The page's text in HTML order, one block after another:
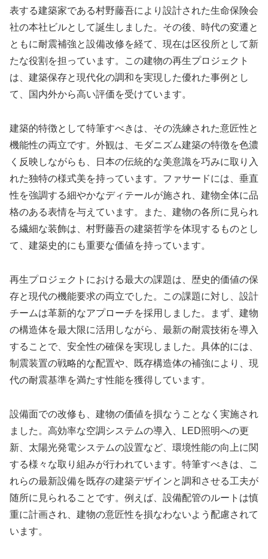
表する建築家である村野藤吾により設計された生命保険会
社の本社ビルとして誕生しました。その後、時代の変遷と
ともに耐震補強と設備改修を経て、現在は区役所として新
たな役割を担っています。この建物の再生プロジェクト
は、建築保存と現代化の調和を実現した優れた事例とし
て、国内外から高い評価を受けています。
建築的特徴として特筆すべきは、その洗練された意匠性と
機能性の両立です。外観は、モダニズム建築の特徴を色濃
く反映しながらも、日本の伝統的な美意識を巧みに取り入
れた独特の様式美を持っています。ファサードには、垂直
性を強調する細やかなディテールが施され、建物全体に品
格のある表情を与えています。また、建物の各所に見られ
る繊細な装飾は、村野藤吾の建築哲学を体現するものとし
て、建築史的にも重要な価値を持っています。
再生プロジェクトにおける最大の課題は、歴史的価値の保
存と現代の機能要求の両立でした。この課題に対し、設計
チームは革新的なアプローチを採用しました。まず、建物
の構造体を最大限に活用しながら、最新の耐震技術を導入
することで、安全性の確保を実現しました。具体的には、
制震装置の戦略的な配置や、既存構造体の補強により、現
代の耐震基準を満たす性能を獲得しています。
設備面での改修も、建物の価値を損なうことなく実施され
ました。高効率な空調システムの導入、LED照明への更
新、太陽光発電システムの設置など、環境性能の向上に関
する様々な取り組みが行われています。特筆すべきは、こ
れらの最新設備を既存の建築デザインと調和させる工夫が
随所に見られることです。例えば、設備配管のルートは慎
重に計画され、建物の意匠性を損なわないよう配慮されて
います。